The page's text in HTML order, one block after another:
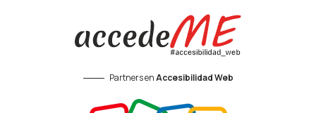
Partners enAccesibilidad Web